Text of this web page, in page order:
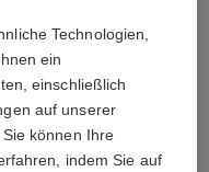
Technologien,
ein
einschließlich
auf unserer
können Ihre
indem Sie auf